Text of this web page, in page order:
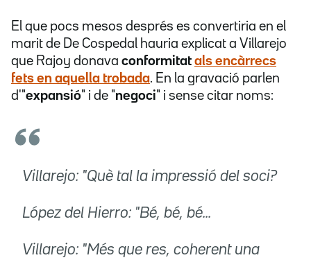
El que pocs mesos després es convertiria en el
marit de De Cospedal hauria explicat a Villarejo
que Rajoy donava conformitat als encàrrecs
fets en aquella trobada. En la gravació parlen
d'"expansió" i de "negoci" i sense citar noms:
Villarejo: "Què tal la impressió del soci?
López del Hierro: "Bé, bé, bé...
Villarejo: "Més que res, coherent una